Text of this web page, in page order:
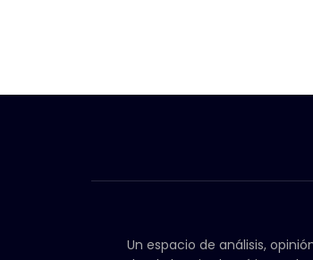
Un espacio de análisis,